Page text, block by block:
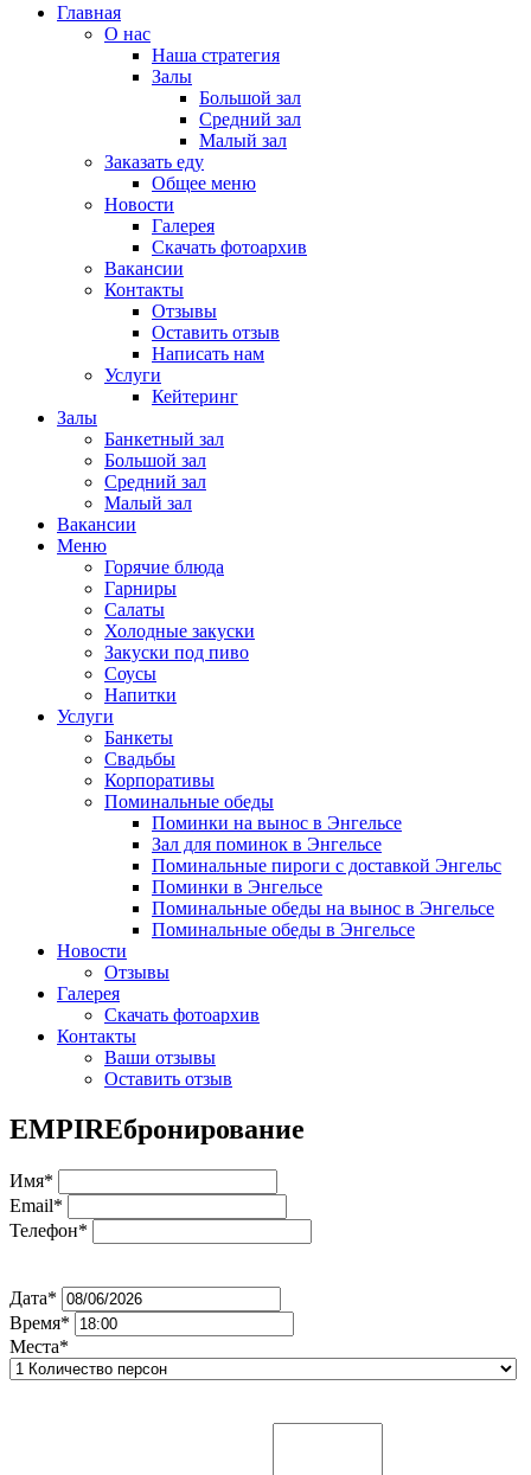
Главная
О нас
Наша стратегия
Залы
Большой зал
Средний зал
Малый зал
Заказать еду
Общее меню
Новости
Галерея
Скачать фотоархив
Вакансии
Контакты
Отзывы
Оставить отзыв
Написать нам
Услуги
Кейтеринг
Залы
Банкетный зал
Большой зал
Средний зал
Малый зал
Вакансии
Меню
Горячие блюда
Гарниры
Салаты
Холодные закуски
Закуски под пиво
Соусы
Напитки
Услуги
Банкеты
Свадьбы
Корпоративы
Поминальные обеды
Поминки на вынос в Энгельсе
Зал для поминок в Энгельсе
Поминальные пироги с доставкой Энгельс
Поминки в Энгельсе
Поминальные обеды на вынос в Энгельсе
Поминальные обеды в Энгельсе
Новости
Отзывы
Галерея
Скачать фотоархив
Контакты
Ваши отзывы
Оставить отзыв
EMPIREбронирование
Имя*
Email*
Телефон*
Дата*
Время*
Места*